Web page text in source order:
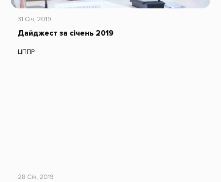
31 Січ, 2019
Дайджест за січень 2019
ЦППР
28 Січ, 2019